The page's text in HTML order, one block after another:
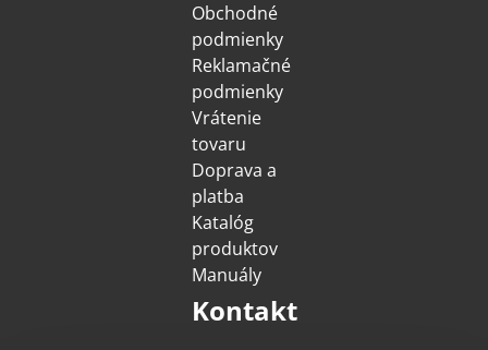
Obchodné
podmienky
Reklamačné
podmienky
Vrátenie
tovaru
Doprava a
platba
Katalóg
produktov
Manuály
Kontakt